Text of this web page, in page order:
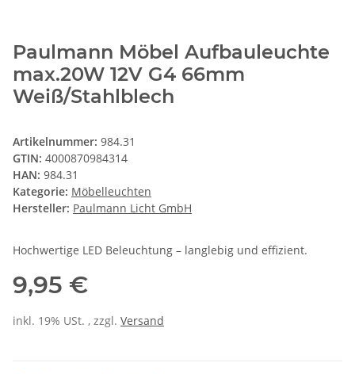
Paulmann Möbel Aufbauleuchte
max.20W 12V G4 66mm
Weiß/Stahlblech
Artikelnummer: 984.31
GTIN: 4000870984314
HAN: 984.31
Kategorie: Möbelleuchten
Hersteller: Paulmann Licht GmbH
Hochwertige LED Beleuchtung – langlebig und effizient.
9,95 €
inkl. 19% USt. , zzgl. Versand